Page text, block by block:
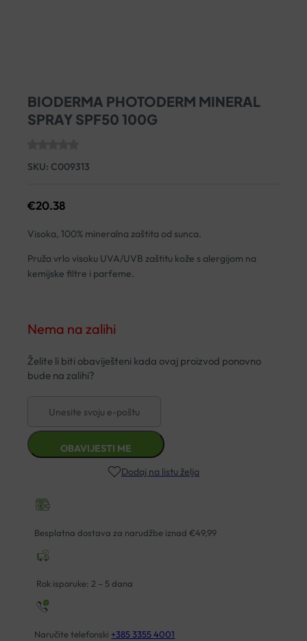
BIODERMA PHOTODERM MINERAL
SPRAY SPF50 100G
SKU: C009313
€20.38
Visoka, 100% mineralna zaštita od sunca.
Pruža vrlo visoku UVA/UVB zaštitu kože s alergijom na
kemijske filtre i parfeme.
Nema na zalihi
Dodaj na listu želja
Besplatna dostava za narudžbe iznad €49,99
Rok isporuke: 2 – 5 dana
Naručite telefonski +385 3355 4001